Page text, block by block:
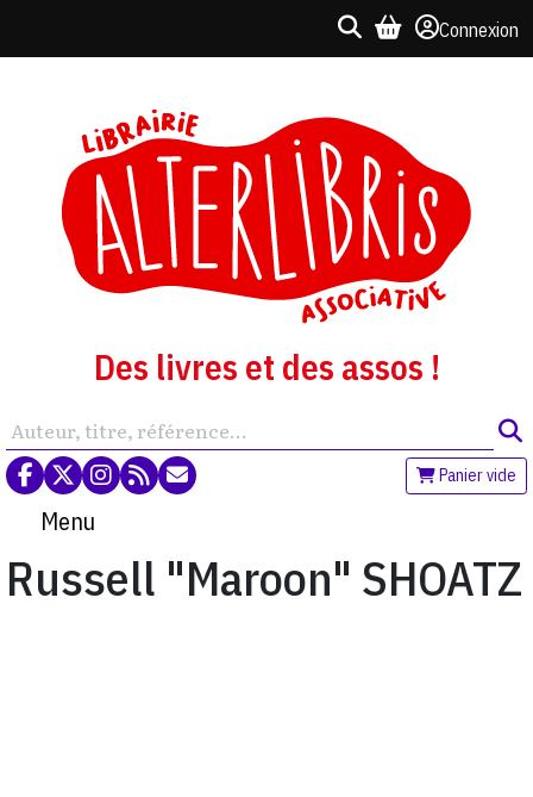
Connexion
Des livres et des assos !
Panier vide
Menu
Russell "Maroon" SHOATZ